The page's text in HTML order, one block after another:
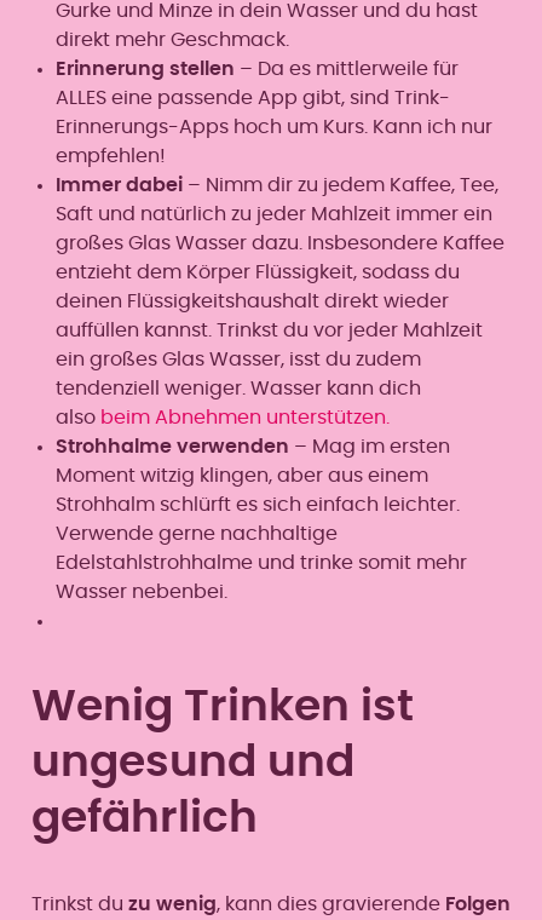
Gurke und Minze in dein Wasser und du hast
direkt mehr Geschmack.
Erinnerung stellen – Da es mittlerweile für
ALLES eine passende App gibt, sind Trink-
Erinnerungs-Apps hoch um Kurs. Kann ich nur
empfehlen!
Immer dabei – Nimm dir zu jedem Kaffee, Tee,
Saft und natürlich zu jeder Mahlzeit immer ein
großes Glas Wasser dazu. Insbesondere Kaffee
entzieht dem Körper Flüssigkeit, sodass du
deinen Flüssigkeitshaushalt direkt wieder
auffüllen kannst. Trinkst du vor jeder Mahlzeit
ein großes Glas Wasser, isst du zudem
tendenziell weniger. Wasser kann dich
also beim Abnehmen unterstützen.
Strohhalme verwenden – Mag im ersten
Moment witzig klingen, aber aus einem
Strohhalm schlürft es sich einfach leichter.
Verwende gerne nachhaltige
Edelstahlstrohhalme und trinke somit mehr
Wasser nebenbei.
Wenig Trinken ist
ungesund und
gefährlich
Trinkst du zu wenig, kann dies gravierendeFolgen